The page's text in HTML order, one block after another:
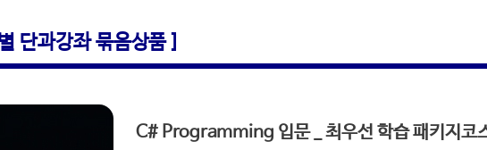
단과강좌 묶음상품 ]
C# Programming 입문 _ 최우선 학습 패키지코